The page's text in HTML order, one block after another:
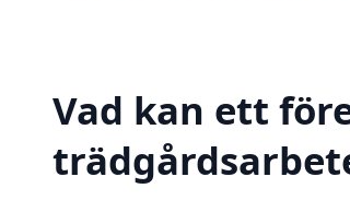
Vad kan ett